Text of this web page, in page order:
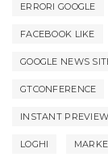
ERRORI GOOGLE
FACEBOOK LIKE
GOOGLE NEWS
GTCONFERENCE
INSTANT
LOGHI